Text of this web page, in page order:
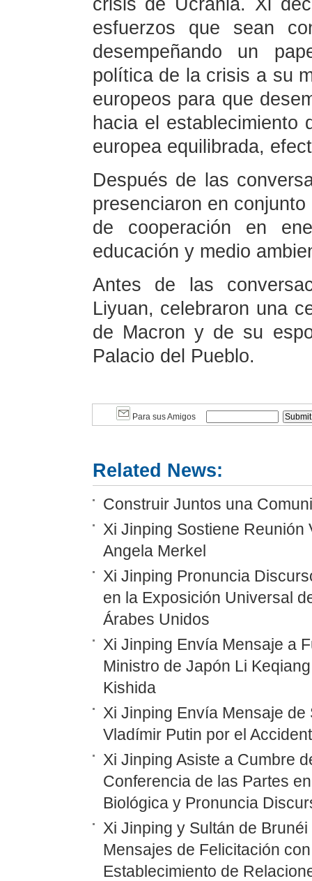
crisis de Ucrania. Xi
esfuerzos que sean
desempeñando un
política de la crisis a su
europeos para que
hacia el establecimiento
europea equilibrada,
Después de las
presenciaron en
de cooperación en
educación y medio
Antes de las
Liyuan, celebraron una
de Macron y de su
Palacio del Pueblo.
Para sus Amigos
Related News:
Construir Juntos una
Xi Jinping Sostiene Reunión
Angela Merkel
Xi Jinping Pronuncia
en la Exposición Universal
Árabes Unidos
Xi Jinping Envía Mensaje a
Ministro de Japón Li
Kishida
Xi Jinping Envía Mensaje
Vladímir Putin por el
Xi Jinping Asiste a Cumbre
Conferencia de las Partes
Biológica y Pronuncia
Xi Jinping y Sultán de
Mensajes de Felicitación
Establecimiento de